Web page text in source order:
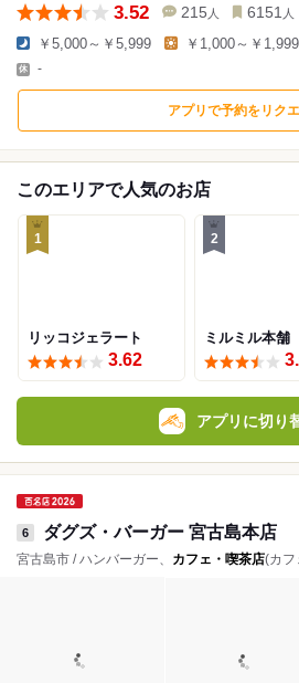
3.52 215 人 6151 人
￥5,000～￥5,999 ￥1,000～￥1,999
-
アプリで予約をリク
このエリアで人気のお店
1
リッコジェラート
3.62
2
ミルミル本舗
アプリに切り
6 ダグズ・バーガー 宮古島本店
宮古島市 / ハンバーガー、 カフェ・喫茶店(カフ